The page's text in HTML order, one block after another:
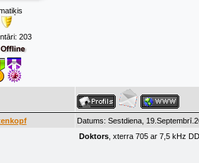
203
Datums: Sestdiena,
Doktors , xterra 705 ar 7,5 kHz